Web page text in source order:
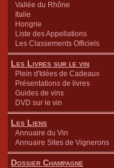
Vallée du Rhône
Italie
Hongrie
Liste des Appellations
Les Classements Officiels
Les Livres sur le vin
Plein d'Idées de Cadeaux
Présentations de livres
Guides de vins
DVD sur le vin
Les Liens
Annuaire du Vin
Annuaire Sites de Vignerons
Dossier Champagne